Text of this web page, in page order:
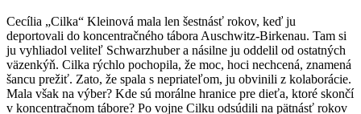
Cecília „Cilka“ Kleinová mala len šestnásť rokov, keď ju
deportovali do koncentračného tábora Auschwitz-Birkenau. Tam si
ju vyhliadol veliteľ Schwarzhuber a násilne ju oddelil od ostatných
väzenkýň. Cilka rýchlo pochopila, že moc, hoci nechcená, znamená
šancu prežiť. Zato, že spala s nepriateľom, ju obvinili z kolaborácie.
Mala však na výber? Kde sú morálne hranice pre dieťa, ktoré skončí
v koncentračnom tábore? Po vojne Cilku odsúdili na pätnásť rokov